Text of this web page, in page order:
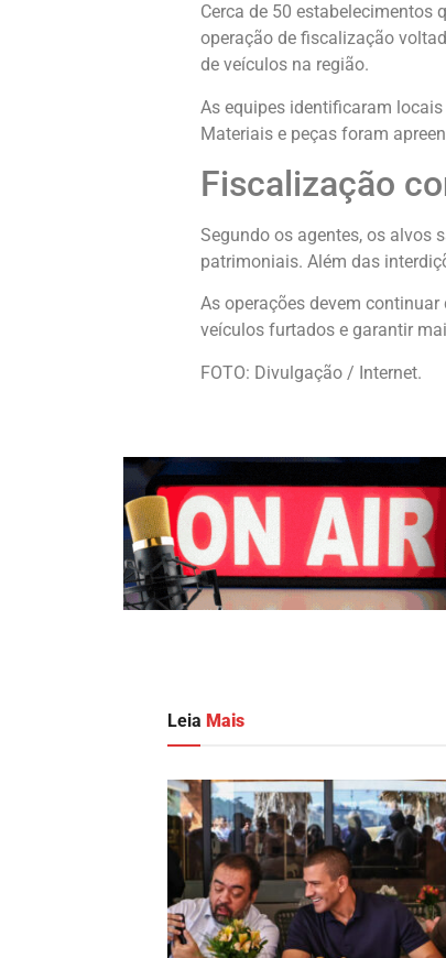
Cerca de 50
operação de fiscalização
de veículos na região.
As equipes identificaram
Materiais e peças foram
Fiscalização
Segundo os agentes, os alvos
patrimoniais. Além das
As operações devem
veículos furtados e garantir
FOTO: Divulgação / Internet.
Leia Mais